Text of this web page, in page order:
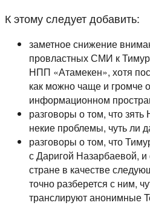
К этому следует добавить:
заметное снижение
провластных СМИ к
НПП «Атамекен», хотя
как можно чаще и громче
информационном
разговоры о том, что
некие проблемы, чуть ли
разговоры о том, что
с Даригой Назарбаевой, и
стране в качестве
точно разберется с ним,
транслируют анонимные